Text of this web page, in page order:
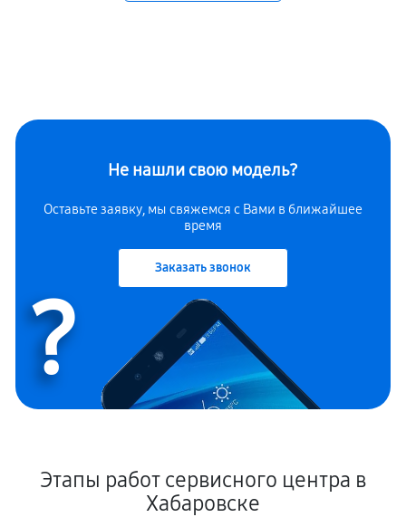
Не нашли свою модель?
Оставьте заявку, мы свяжемся с Вами в ближайшее
время
Заказать звонок
?
Этапы работ сервисного центра в
Хабаровске